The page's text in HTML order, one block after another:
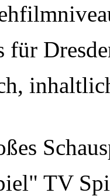
für
TV